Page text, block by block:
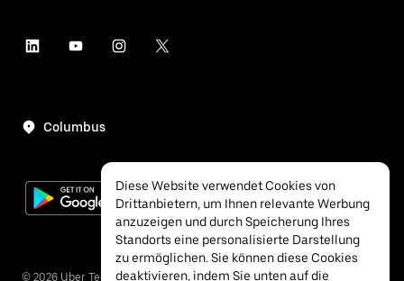
Columbus
© 2026 Uber Technologies Inc.
Diese Website verwendet Cookies von
Drittanbietern, um Ihnen relevante Werbung
anzuzeigen und durch Speicherung Ihres
Standorts eine personalisierte Darstellung
zu ermöglichen. Sie können diese Cookies
deaktivieren, indem Sie unten auf die